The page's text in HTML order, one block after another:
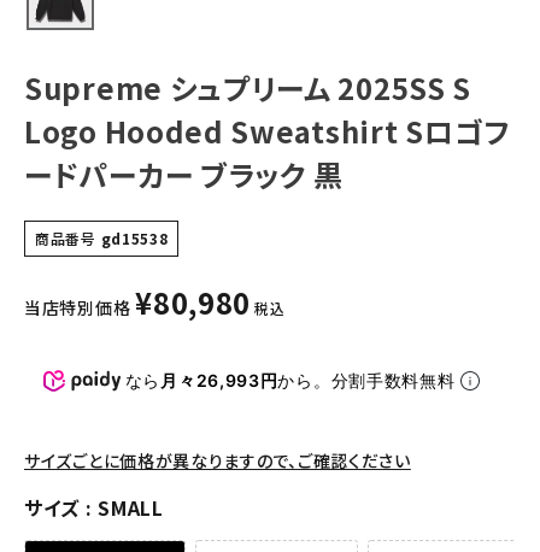
パーカー・トレーナー
キャップ・ハット
ニット帽・ビーニー
その他バッグ類
スニーカー・ブーツ
COLLABORATION BRAND
SEASON
Supreme シュプリーム 2025SS S
Logo Hooded Sweatshirt Sロゴフ
ードパーカー ブラック 黒
商品番号 gd15538
当店特別価格 ¥80,980 税込
なら 月々26,993円から。分割手数料無料
サイズごとに価格が異なりますので、ご確認ください
サイズ SMALL